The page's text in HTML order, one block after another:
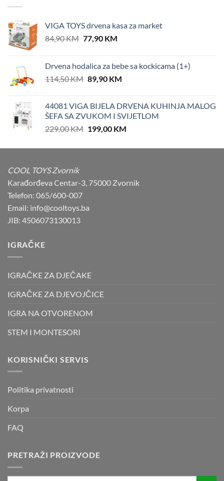
VIGA TOYS drvena kasa za market
84,90KM Original
84,90 KM.
77,90 KMCurrent
77,90 KM.
Drvena hodalica za bebe sa kockicama (1+)
114,50KM Original
114,50 KM.
89,90 KMCurrent
89,90 KM.
44081 VIGA BIJELA DRVENA KUHINJA MALOG
ŠEFA SA ZVUKOM I SVIJETLOM
229,00KM Original
was:
199,00 KMCurrent
is:
COOL TOYS Zvornik
Karađorđeva Centar-3, 75000 Zvornik
Telefon: 065/600-007
Email: info@cooltoys.ba
JIB: 4506073130013
IGRAČKE
IGRAČKE ZA DJEČAKE
IGRAČKE ZA DJEVOJČICE
IGRA NA OTVORENOM
STEM I MONTESORI
KORISNIČKI SERVIS
Politika privatnosti
Korpa
FAQ
PRETRAŽI PROIZVODE